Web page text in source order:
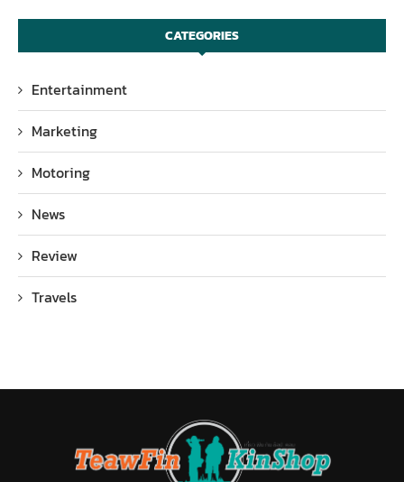
CATEGORIES
Entertainment
Marketing
Motoring
News
Review
Travels